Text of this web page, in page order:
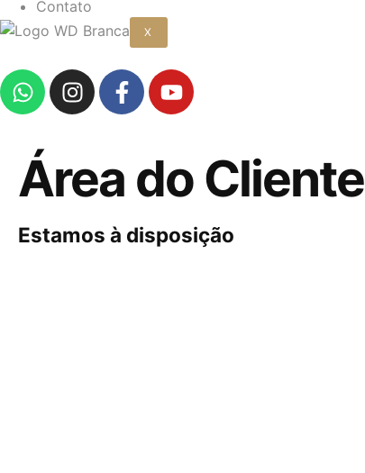
Contato
X
Área do Cliente
Estamos à disposição